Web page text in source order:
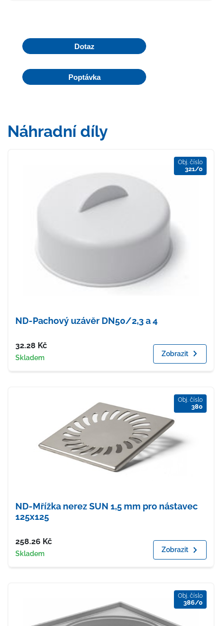
Dotaz
Poptávka
Náhradní díly
Obj. číslo
321/0
ND-Pachový uzávěr DN50/2,3 a 4
Cena
32.28 Kč
Dostupnost
Skladem Zobrazit
Obj. číslo
380
ND-Mřížka nerez SUN 1,5 mm pro nástavec
125x125
Cena
258.26 Kč
Dostupnost
Skladem Zobrazit
Obj. číslo
386/0